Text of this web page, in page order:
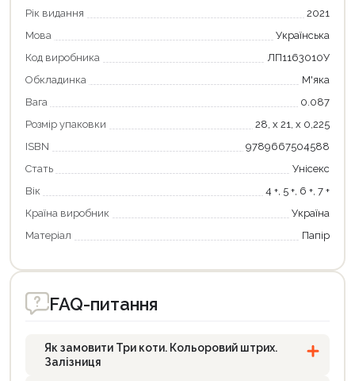
Рік видання
2021
Мова
Українська
Код виробника
ЛП1163010У
Обкладинка
М'яка
Вага
0.087
Розмір упаковки
28, х 21, х 0,225
ISBN
9789667504588
Стать
Унісекс
Вік
4 +, 5 +, 6 +, 7 +
Країна виробник
Україна
Матеріал
Папір
FAQ-питання
Як замовити Три коти. Кольоровий штрих.
Залізниця
Оформити замовлення